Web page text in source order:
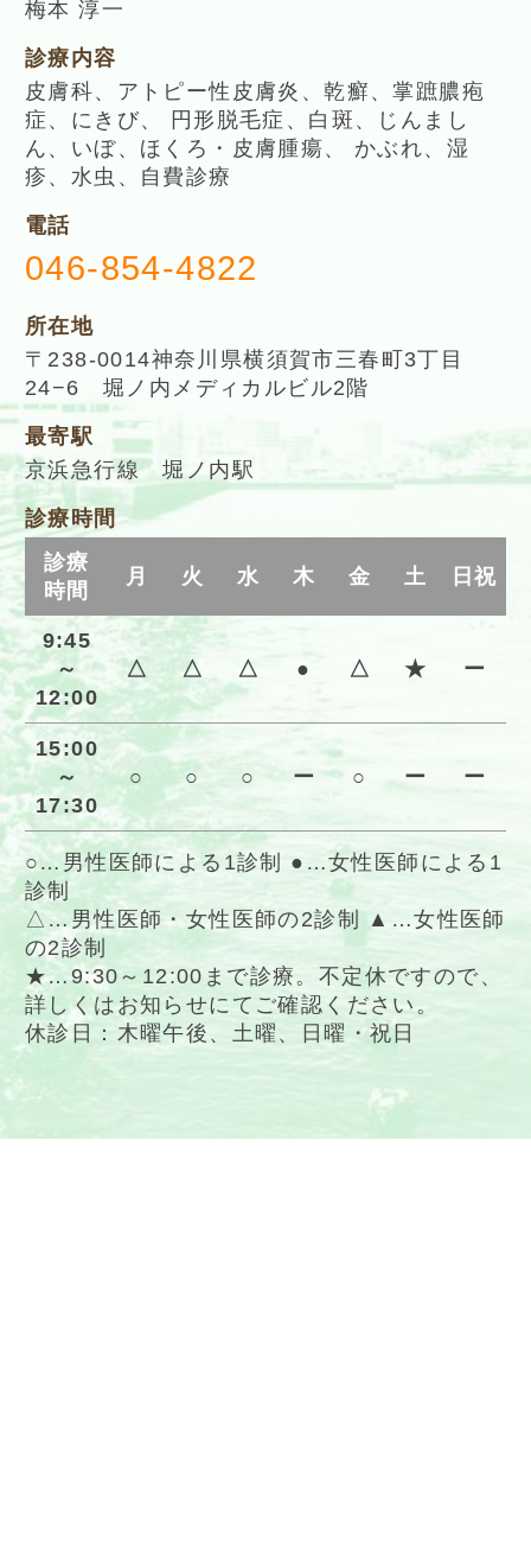
梅本 淳一
診療内容
皮膚科、アトピー性皮膚炎、乾癬、掌蹠膿疱
症、にきび、 円形脱毛症、白斑、じんまし
ん、いぼ、ほくろ・皮膚腫瘍、 かぶれ、湿
疹、水虫、自費診療
電話
046-854-4822
所在地
〒238-0014神奈川県横須賀市三春町3丁目
24−6 堀ノ内メディカルビル2階
最寄駅
京浜急行線 堀ノ内駅
診療時間
○…男性医師による1診制 ●…女性医師による1
診制
△…男性医師・女性医師の2診制 ▲…女性医師
の2診制
★…9:30～12:00まで診療。不定休ですので、
詳しくはお知らせにてご確認ください。
休診日：木曜午後、土曜、日曜・祝日
診療
時間
月 火 水 木 金 土 日祝
9:45
～
12:00
△ △ △ ● △ ★ ー
15:00
～
17:30
○ ○ ○ ー ○ ー ー